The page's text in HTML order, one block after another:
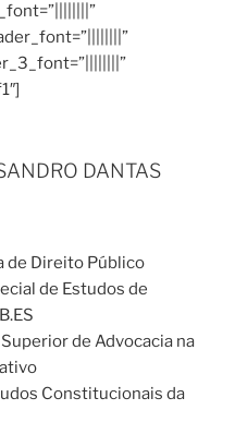
DANTAS
de Direito Público
de Estudos de
de Advocacia na
Constitucionais da